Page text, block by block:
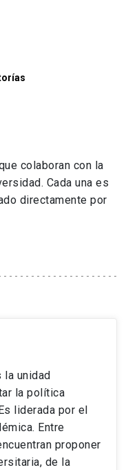
colaboran con la
Cada una es
directamente por
la unidad
la política
liderada por el
Entre
proponer
de la